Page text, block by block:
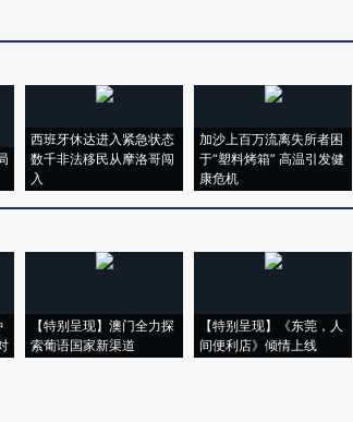
西班牙休达进入紧急状态
数千非法移民从摩洛哥闯
入
加沙上百万流离失所者困
于“塑料烤箱” 高温引发健
康危机
【特别呈现】澳门全力探
索葡语国家新渠道
【特别呈现】《东莞，人
间便利店》倾情上线